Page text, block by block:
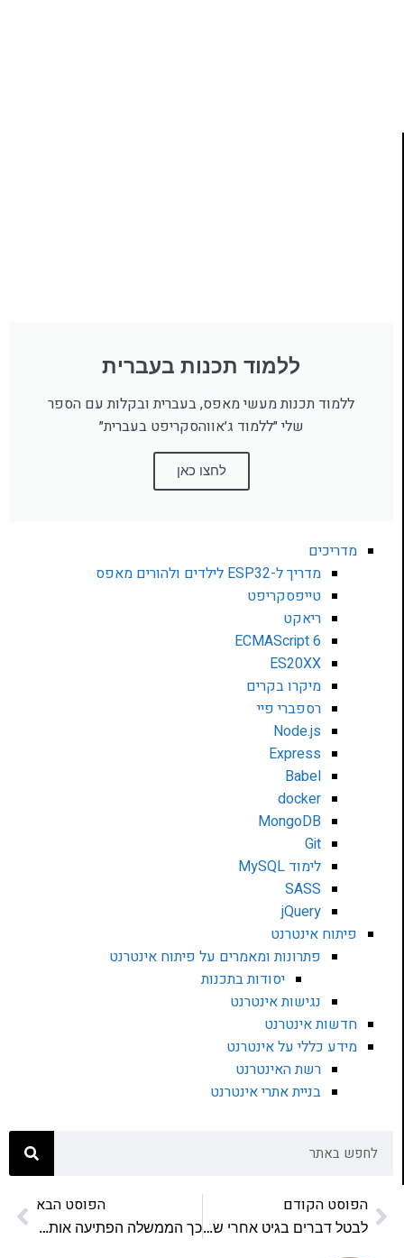
ללמוד תכנות בעברית
ללמוד תכנות מעשי מאפס, בעברית ובקלות עם הספר
שלי ״ללמוד ג׳אווהסקריפט בעברית״
לחצו כאן
מדריכים
מדריך ל-ESP32 לילדים ולהורים מאפס
טייפסקריפט
ריאקט
ECMAScript 6
ES20XX
מיקרו בקרים
רספברי פיי
Node.js
Express
Babel
docker
MongoDB
Git
לימוד MySQL
SASS
jQuery
פיתוח אינטרנט
פתרונות ומאמרים על פיתוח אינטרנט
יסודות בתכנות
נגישות אינטרנט
חדשות אינטרנט
מידע כללי על אינטרנט
רשת האינטרנט
בניית אתרי אינטרנט
הפוסט הקודם
לבטל דברים בגיט אחרי שעשינו push
הפוסט הבא
כך הממשלה הפתיעה אותי לטובה